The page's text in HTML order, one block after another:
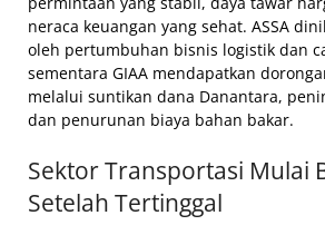
neraca keuangan yang sehat. ASSA
oleh pertumbuhan bisnis logistik dan
sementara GIAA mendapatkan
melalui suntikan dana Danantara,
dan penurunan biaya bahan bakar.
Sektor Transportasi Mulai
Setelah Tertinggal